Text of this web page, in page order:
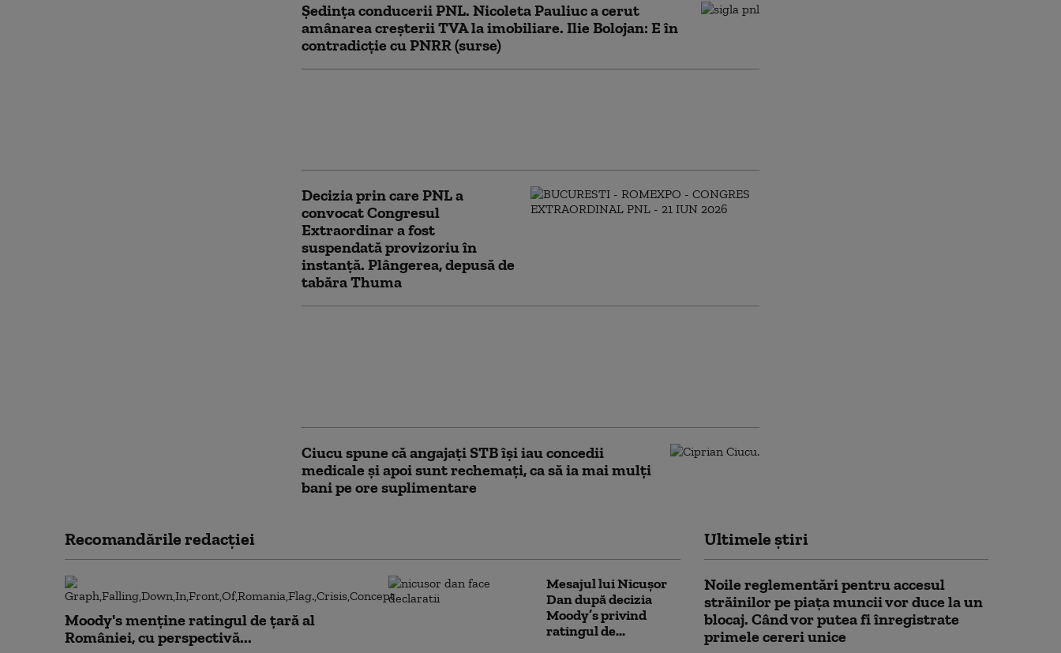
Ședința conducerii PNL. Nicoleta Pauliuc a cerut
amânarea creșterii TVA la imobiliare. Ilie Bolojan: E în
contradicție cu PNRR (surse)
Decizia prin care PNL a
convocat Congresul
Extraordinar a fost
suspendată provizoriu în
instanță. Plângerea, depusă de
tabăra Thuma
Ciucu spune că angajați STB își iau concedii
medicale și apoi sunt rechemați, ca să ia mai mulți
bani pe ore suplimentare
Recomandările redacţiei
Moody's menține ratingul de țară al
României, cu perspectivă...
Mesajul lui Nicușor
Dan după decizia
Moody’s privind
ratingul de...
Ultimele știri
Noile reglementări pentru accesul
străinilor pe piaţa muncii vor duce la un
blocaj. Când vor putea fi înregistrate
primele cereri unice